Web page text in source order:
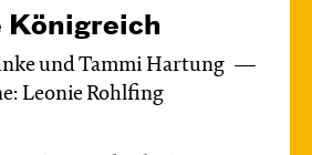
König­reich
und Tammi Hartung
Leonie Rohlfing